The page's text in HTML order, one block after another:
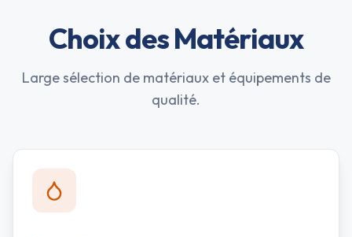
Choix des Matériaux
Large sélection de matériaux et équipements de
qualité.